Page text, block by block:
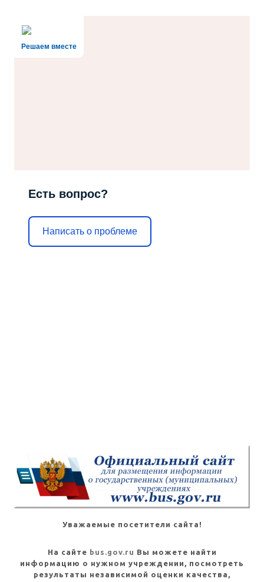
Решаем вместе
Есть вопрос?
Написать о проблеме
Уважаемые посетители сайта!
На сайте bus.gov.ru Вы можете найти
информацию о нужном учреждении, посмотреть
результаты независимой оценки качества,